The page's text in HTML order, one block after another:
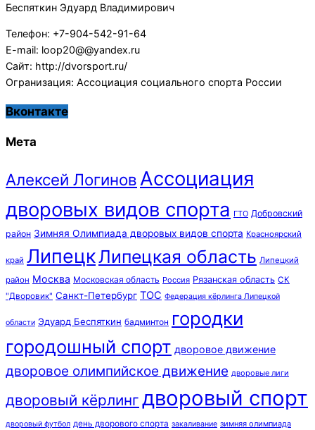
Беспяткин Эдуард Владимирович
Телефон: +7-904-542-91-64
E-mail: loop20@@yandex.ru
Сайт: http://dvorsport.ru/
Огранизация: Ассоциация социального спорта России
Вконтакте
Мета
Алексей Логинов Ассоциация
дворовых видов спорта ГТО Добровский
район Зимняя Олимпиада дворовых видов спорта Красноярский
край ЛипецкЛипецкая область Липецкий
район Москва Московская область Россия Рязанская область СК
"Дворовик" Санкт-Петербург ТОС Федерация кёрлинга Липецкой
области Эдуард Беспяткин бадминтон городки
городошный спорт дворовое движение
дворовое олимпийское движение дворовые лиги
дворовый кёрлинг дворовый спорт
дворовый футбол день дворового спорта закаливание зимняя олимпиада